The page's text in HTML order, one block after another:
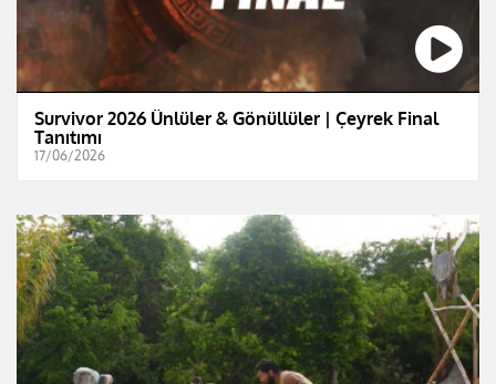
Survivor 2026 Ünlüler & Gönüllüler | Çeyrek Final
Tanıtımı
17/06/2026